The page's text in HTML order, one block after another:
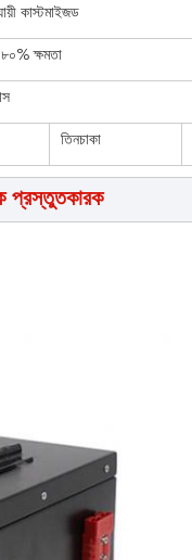
কাস্টমাইজড
ক্ষমতা
তিনচাকা
প্রস্তুতকারক